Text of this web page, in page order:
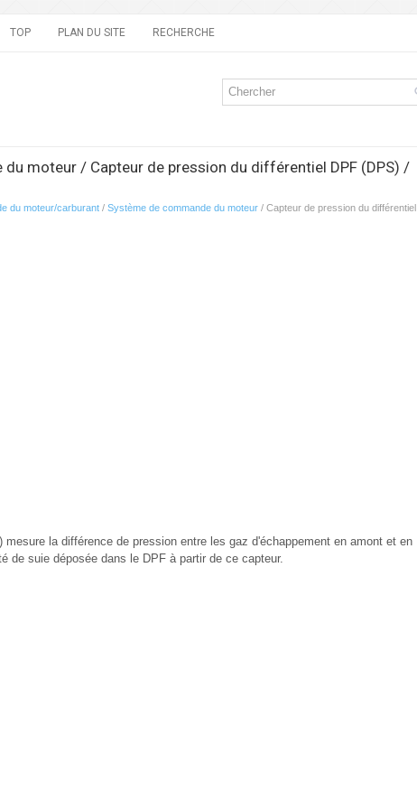
TOP PLAN DU SITE RECHERCHE
du moteur / Capteur de pression du différentiel DPF (DPS) /
du moteur/carburant / Système de commande du moteur / Capteur de pression du différentiel
la différence de pression entre les gaz d'échappement en amont et en
de suie déposée dans le DPF à partir de ce capteur.